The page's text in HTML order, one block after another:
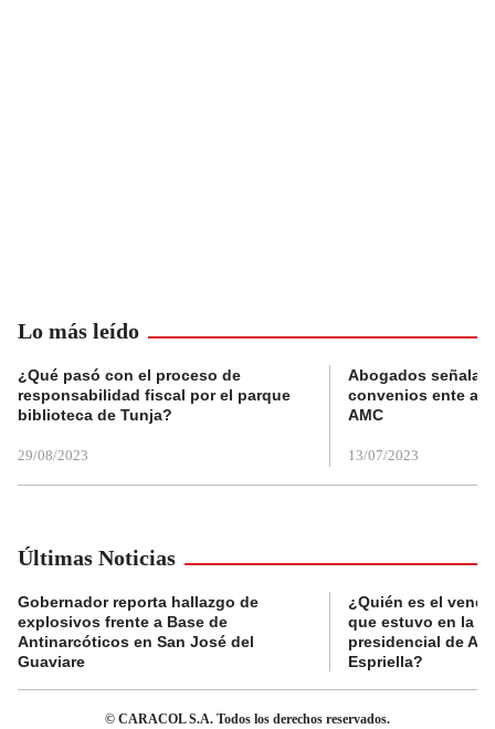
Lo más leído
¿Qué pasó con el proceso de
responsabilidad fiscal por el parque
biblioteca de Tunja?
29/08/2023
Abogados
convenios ente
AMC
13/07/2023
Últimas Noticias
Gobernador reporta hallazgo de
explosivos frente a Base de
Antinarcóticos en San José del
Guaviare
¿Quién es el
que estuvo en la
presidencial de
Espriella?
© CARACOL S.A. Todos los derechos reservados.